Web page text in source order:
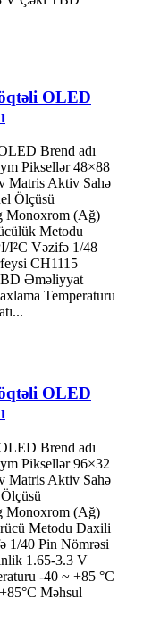
OLED
Brend adı
Piksellər 48×88
Matris Aktiv Sahə
Ölçüsü
Monoxrom (Ağ)
Metodu
I²C Vəzifə 1/48
CH1115
Əməliyyat
Temperaturu
OLED
Brend adı
Piksellər 96×32
Matris Aktiv Sahə
Monoxrom (Ağ)
Metodu Daxili
1/40 Pin Nömrəsi
1.65-3.3 V
-40 ~ +85 °C
Məhsul